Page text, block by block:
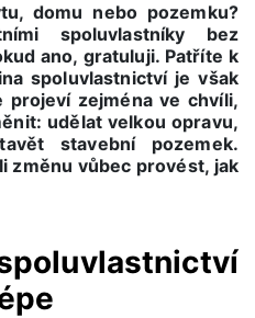
domu nebo pozemku?
spoluvlastníky bez
ano, gratuluji. Patříte k
spoluvlastnictví je však
projeví zejména ve chvíli,
udělat velkou opravu,
stavební pozemek.
změnu vůbec provést, jak